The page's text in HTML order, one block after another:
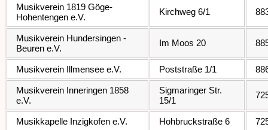
Musikverein 1819 Göge-
Hohentengen e.V.
Kirchweg 6/1
Musikverein Hundersingen -
Beuren e.V.
Im Moos 20
Musikverein Illmensee e.V. Poststraße 1/1
Musikverein Inneringen 1858
e.V.
Sigmaringer Str.
15/1
Musikkapelle Inzigkofen e.V. Hohbruckstraße 6